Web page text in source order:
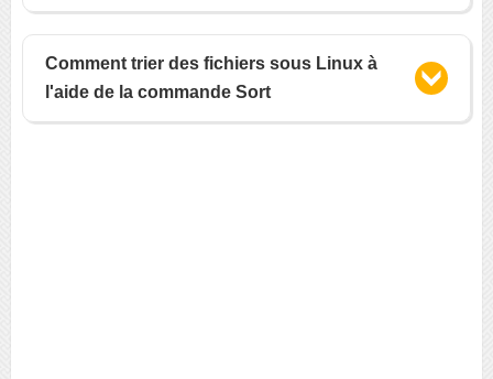
Comment trier des fichiers sous Linux à
l'aide de la commande Sort